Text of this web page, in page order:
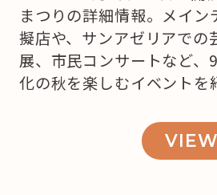
まつりの詳細情報。メイ
擬店や、サンアゼリアでの
展、市民コンサートなど、
化の秋を楽しむイベントを